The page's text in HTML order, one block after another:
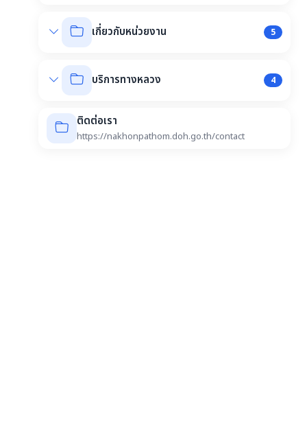
เกี่ยวกับหน่วยงาน 5
บริการทางหลวง 4
ติดต่อเรา
https://nakhonpathom.doh.go.th/contact